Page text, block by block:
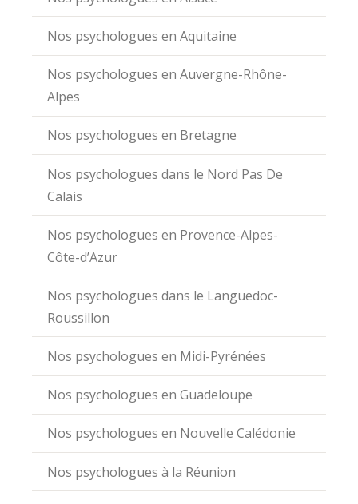
Nos psychologues en Aquitaine
Nos psychologues en Auvergne-Rhône-
Alpes
Nos psychologues en Bretagne
Nos psychologues dans le Nord Pas De
Calais
Nos psychologues en Provence-Alpes-
Côte-d’Azur
Nos psychologues dans le Languedoc-
Roussillon
Nos psychologues en Midi-Pyrénées
Nos psychologues en Guadeloupe
Nos psychologues en Nouvelle Calédonie
Nos psychologues à la Réunion